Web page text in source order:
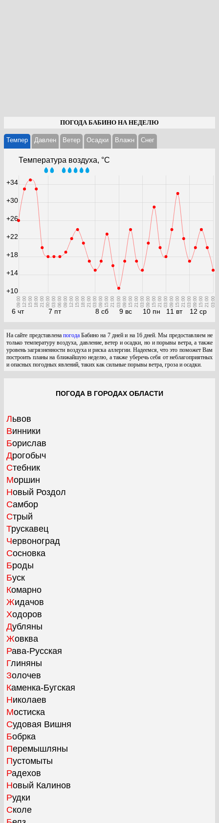
ПОГОДА БАБИНО НА НЕДЕЛЮ
Темпер Давлен Ветер Осадки Влажн Cнег
Температура воздуха, °С
6 чт
09:00 12:00 15:00 18:00 21:00
7 пт
00:00 03:00 06:00 09:00 12:00 15:00 18:00 21:00
8 сб
03:00 09:00 15:00 21:00
9 вс
03:00 09:00 15:00 21:00
10 пн
03:00 09:00 15:00 21:00
11 вт
03:00 09:00 15:00 21:00
12 ср
03:00 09:00 15:00 21:00 03:00
+10
+14
+18
+22
+26
+30
+34
На сайте представлена погодаБабино на 7 дней и на 16 дней. Мы предоставляем не
только температуру воздуха, давление, ветер и осадки, но и порывы ветра, а также
уровень загрязненности воздуха и риска аллергии. Надеемся, что это поможет Вам
построить планы на ближайшую неделю, а также уберечь себя от неблагоприятных
и опасных погодных явлений, таких как сильные порывы ветра, гроза и осадки.
ПОГОДА В ГОРОДАХ ОБЛАСТИ
Львов
Винники
Борислав
Дрогобыч
Стебник
Моршин
Новый Роздол
Самбор
Стрый
Трускавец
Червоноград
Сосновка
Броды
Буск
Комарно
Жидачов
Ходоров
Дубляны
Жовква
Рава-Русская
Глиняны
Золочев
Каменка-Бугская
Николаев
Мостиска
Судовая Вишня
Бобрка
Перемышляны
Пустомыты
Радехов
Новый Калинов
Рудки
Сколе